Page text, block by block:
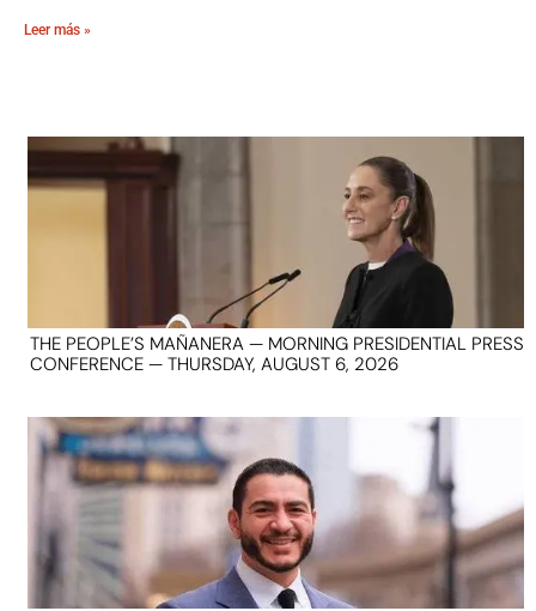
Leer más »
THE PEOPLE’S MAÑANERA — MORNING PRESIDENTIAL PRESS
CONFERENCE — THURSDAY, AUGUST 6, 2026